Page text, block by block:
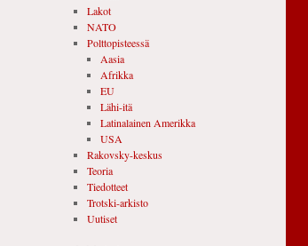
Lakot
NATO
Polttopisteessä
Aasia
Afrikka
EU
Lähi-itä
Latinalainen Amerikka
USA
Rakovsky-keskus
Teoria
Tiedotteet
Trotski-arkisto
Uutiset